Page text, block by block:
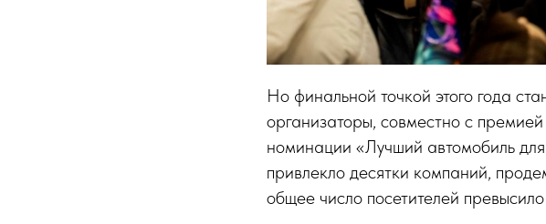
Но финальной точкой этого года
организаторы, совместно с
номинации «Лучший автомобиль
привлекло десятки компаний,
общее число посетителей